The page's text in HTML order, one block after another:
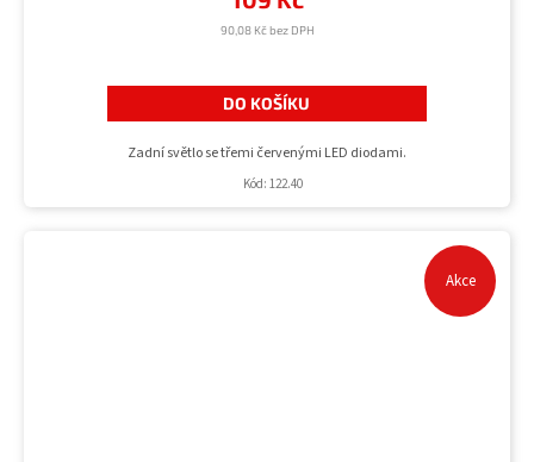
90,08 Kč bez DPH
DO KOŠÍKU
Zadní světlo se třemi červenými LED diodami.
Kód: 122.40
Akce